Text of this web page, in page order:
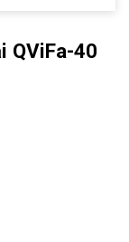
QViFa-40